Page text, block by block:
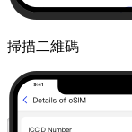
掃描二維碼